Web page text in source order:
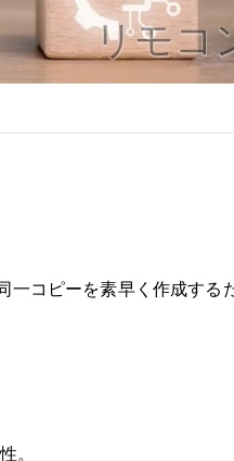
リモコ
一コピーを素早く作成する
。